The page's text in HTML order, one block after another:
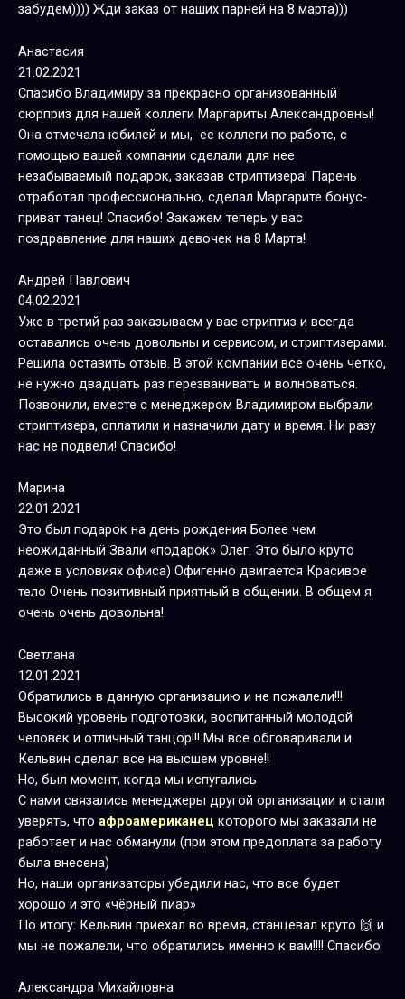
забудем)))) Жди заказ от наших парней на 8 марта)))
Анастасия
21.02.2021
Спасибо Владимиру за прекрасно организованный
сюрприз для нашей коллеги Маргариты Александровны!
Она отмечала юбилей и мы, ее коллеги по работе, с
помощью вашей компании сделали для нее
незабываемый подарок, заказав стриптизера! Парень
отработал профессионально, сделал Маргарите бонус-
приват танец! Спасибо! Закажем теперь у вас
поздравление для наших девочек на 8 Марта!
Андрей Павлович
04.02.2021
Уже в третий раз заказываем у вас стриптиз и всегда
оставались очень довольны и сервисом, и стриптизерами.
Решила оставить отзыв. В этой компании все очень четко,
не нужно двадцать раз перезванивать и волноваться.
Позвонили, вместе с менеджером Владимиром выбрали
стриптизера, оплатили и назначили дату и время. Ни разу
нас не подвели! Спасибо!
Марина
22.01.2021
Это был подарок на день рождения Более чем
неожиданный Звали «подарок» Олег. Это было круто
даже в условиях офиса) Офигенно двигается Красивое
тело Очень позитивный приятный в общении. В общем я
очень очень довольна!
Светлана
12.01.2021
Обратились в данную организацию и не пожалели!!!
Высокий уровень подготовки, воспитанный молодой
человек и отличный танцор!!! Мы все обговаривали и
Кельвин сделал все на высшем уровне!!
Но, был момент, когда мы испугались
С нами связались менеджеры другой организации и стали
уверять, что афроамериканец которого мы заказали не
работает и нас обманули (при этом предоплата за работу
была внесена)
Но, наши организаторы убедили нас, что все будет
хорошо и это «чёрный пиар»
По итогу: Кельвин приехал во время, станцевал круто 🙌 и
мы не пожалели, что обратились именно к вам!!!! Спасибо
Александра Михайловна